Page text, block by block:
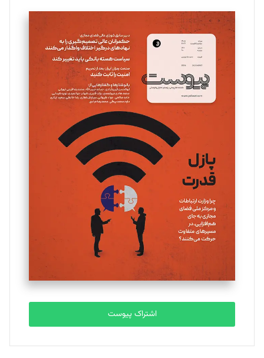
تحریریه
سروش کرمیان
تحریریه
مینا پاکدل
یسنا امان‌پور
تحریریه
ملینا جعفری
تحریریه
مصطفی مسجدی آرانی
تحریریه
بابک نقاش
تحریریه
اشتراک پیوست